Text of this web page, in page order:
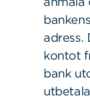
adress.
kontot
bank
Sök på